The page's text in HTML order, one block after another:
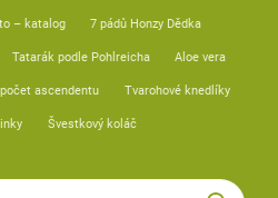
– katalog 7 pádů Honzy Dědka
Tatarák podle Pohlreicha Aloe vera
ascendentu Tvarohové knedlíky
Švestkový koláč